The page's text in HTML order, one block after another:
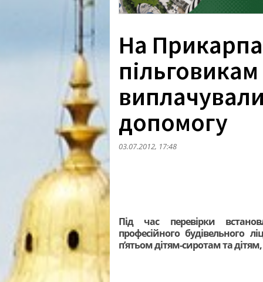
На
допомогу
03.07.2012, 17:48
Під час перевірки
професійного будівельного
п’ятьом дітям-сиротам та